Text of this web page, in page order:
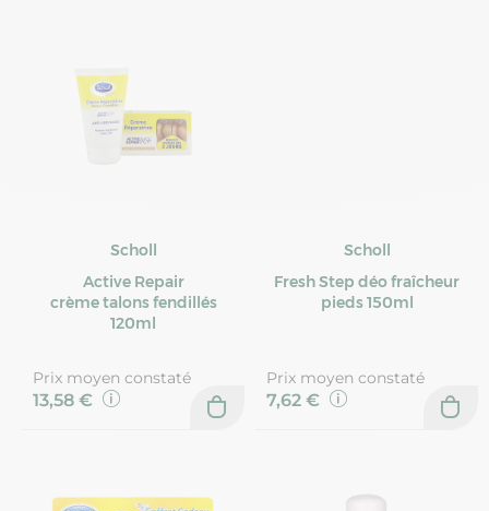
Scholl
Active Repair
crème talons fendillés
120ml
Prix moyen constaté
13,58 €
Scholl
Fresh Step déo fraîcheur
pieds 150ml
Prix moyen constaté
7,62 €